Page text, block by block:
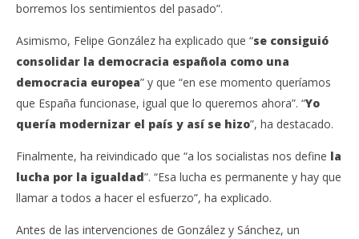
borremos los sentimientos del pasado”.
Asimismo, Felipe González ha explicado que “se consiguió
consolidar la democracia española como una
democracia europea” y que “en ese momento queríamos
que España funcionase, igual que lo queremos ahora”. “Yo
quería modernizar el país y así se hizo”, ha destacado.
Finalmente, ha reivindicado que “a los socialistas nos define la
lucha por la igualdad”. “Esa lucha es permanente y hay que
llamar a todos a hacer el esfuerzo”, ha explicado.
Antes de las intervenciones de González y Sánchez, un